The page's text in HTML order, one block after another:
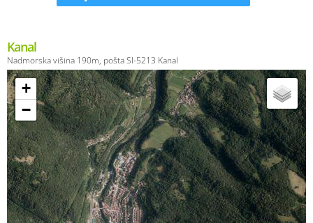
Kanal
Nadmorska višina 190m, pošta SI-5213 Kanal
+
−